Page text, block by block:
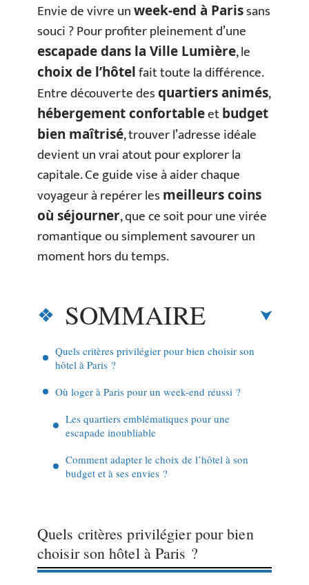
Envie de vivre unweek-end à Parissans
souci ? Pour profiter pleinement d’une
escapade dans la Ville Lumière, le
choix de l’hôtelfait toute la différence.
Entre découverte desquartiers animés,
hébergement confortableetbudget
bien maîtrisé, trouver l’adresse idéale
devient un vrai atout pour explorer la
capitale. Ce guide vise à aider chaque
voyageur à repérer les meilleurs coins
où séjourner, que ce soit pour une virée
romantique ou simplement savourer un
moment hors du temps.
SOMMAIRE
Quels critères privilégier pour bien choisir son
hôtel à Paris ?
Où loger à Paris pour un week-end réussi ?
Les quartiers emblématiques pour une
escapade inoubliable
Comment adapter le choix de l’hôtel à son
budget et à ses envies ?
Quels critères privilégier pour bien
choisir son hôtel à Paris ?